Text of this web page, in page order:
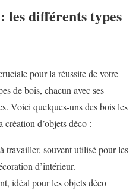
les différents types
pour la réussite de votre
de bois, chacun avec ses
Voici quelques-uns des bois les
d’objets déco :
travailler, souvent utilisé pour les
d’intérieur.
idéal pour les objets déco